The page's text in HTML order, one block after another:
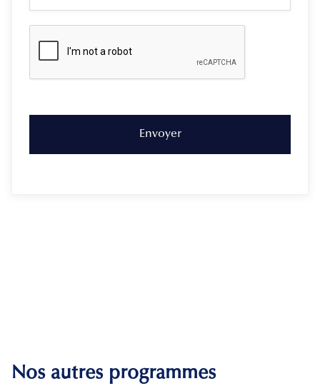
Nos autres programmes